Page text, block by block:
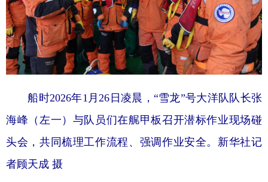
船时2026年1月26日凌晨，“雪龙”号大洋队队长张
海峰（左一）与队员们在艉甲板召开潜标作业现场碰
头会，共同梳理工作流程、强调作业安全。新华社记
者顾天成 摄